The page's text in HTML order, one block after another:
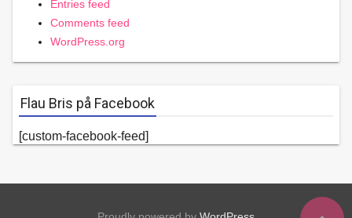
Entries feed
Comments feed
WordPress.org
Flau Bris på Facebook
[custom-facebook-feed]